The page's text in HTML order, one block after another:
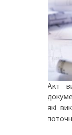
Акт
які